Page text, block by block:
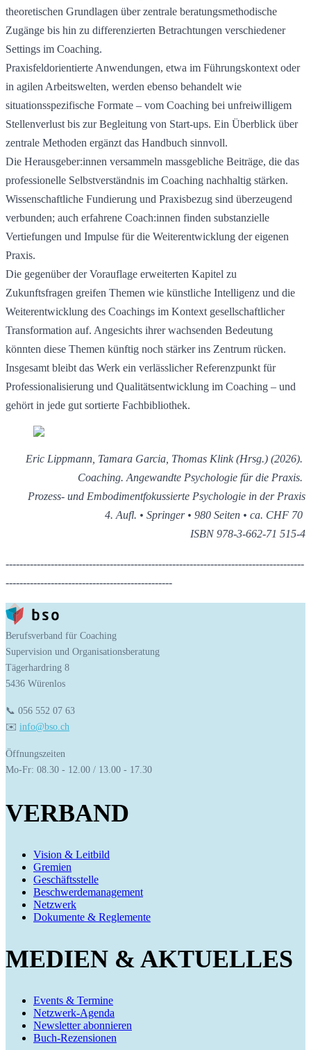
theoretischen Grundlagen über zentrale beratungsmethodische
Zugänge bis hin zu differenzierten Betrachtungen verschiedener
Settings im Coaching.
Praxisfeldorientierte Anwendungen, etwa im Führungskontext oder
in agilen Arbeitswelten, werden ebenso behandelt wie
situationsspezifische Formate – vom Coaching bei unfreiwilligem
Stellenverlust bis zur Begleitung von Start-ups. Ein Überblick über
zentrale Methoden ergänzt das Handbuch sinnvoll.
Die Herausgeber:innen versammeln massgebliche Beiträge, die das
professionelle Selbstverständnis im Coaching nachhaltig stärken.
Wissenschaftliche Fundierung und Praxisbezug sind überzeugend
verbunden; auch erfahrene Coach:innen finden substanzielle
Vertiefungen und Impulse für die Weiterentwicklung der eigenen
Praxis.
Die gegenüber der Vorauflage erweiterten Kapitel zu
Zukunftsfragen greifen Themen wie künstliche Intelligenz und die
Weiterentwicklung des Coachings im Kontext gesellschaftlicher
Transformation auf. Angesichts ihrer wachsenden Bedeutung
könnten diese Themen künftig noch stärker ins Zentrum rücken.
Insgesamt bleibt das Werk ein verlässlicher Referenzpunkt für
Professionalisierung und Qualitätsentwicklung im Coaching – und
gehört in jede gut sortierte Fachbibliothek.
Eric Lippmann, Tamara Garcia, Thomas Klink (Hrsg.) (2026).
Coaching. Angewandte Psychologie für die Praxis.
Prozess- und Embodimentfokussierte Psychologie in der Praxis
4. Aufl. • Springer • 980 Seiten • ca. CHF 70
ISBN 978-3-662-71 515-4
--------------------------------------------------------------------------------------
------------------------------------------------
Berufsverband für Coaching
Supervision und Organisationsberatung
Tägerhardring 8
5436 Würenlos
📞 056 552 07 63
✉️ info@bso.ch
Öffnungszeiten
Mo-Fr: 08.30 - 12.00 / 13.00 - 17.30
VERBAND
Vision & Leitbild
Gremien
Geschäftsstelle
Beschwerdemanagement
Netzwerk
Dokumente & Reglemente
MEDIEN & AKTUELLES
Events & Termine
Netzwerk-Agenda
Newsletter abonnieren
Buch-Rezensionen